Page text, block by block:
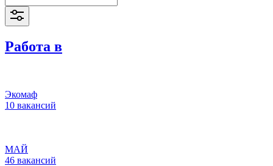
Работа в
Экомаф
10 вакансий
МАЙ
46 вакансий